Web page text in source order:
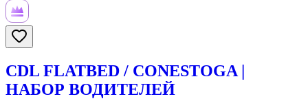
CDL FLATBED / CONESTOGA |
НАБОР ВОДИТЕЛЕЙ